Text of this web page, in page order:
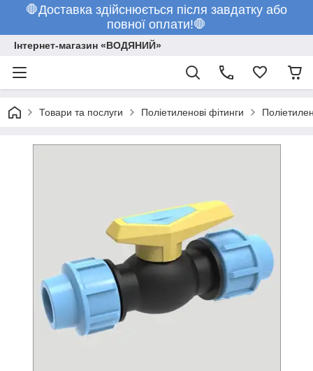
🛑Доставка здійснюється після завдатку або
повної оплати!🛑
Інтернет-магазин «ВОДЯНИЙ»
Товари та послуги Поліетиленові фітинги